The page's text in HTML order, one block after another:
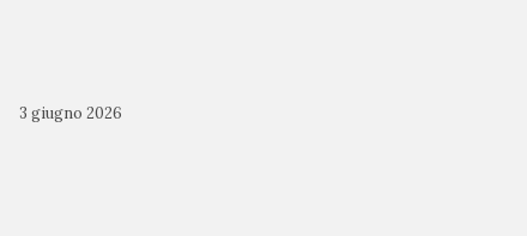
3 giugno 2026